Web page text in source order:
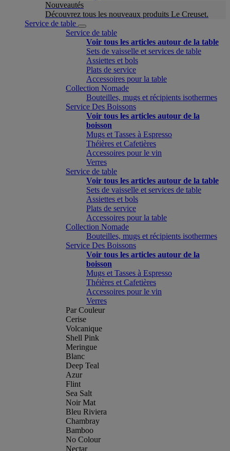
Nouveautés
Découvrez tous les nouveaux produits Le Creuset.
Service de table
Service de table
Voir tous les articles autour de la table
Sets de vaisselle et services de table
Assiettes et bols
Plats de service
Accessoires pour la table
Collection Nomade
Bouteilles, mugs et récipients isothermes
Service Des Boissons
Voir tous les articles autour de la
boisson
Mugs et Tasses à Espresso
Théières et Cafetières
Accessoires pour le vin
Verres
Service de table
Voir tous les articles autour de la table
Sets de vaisselle et services de table
Assiettes et bols
Plats de service
Accessoires pour la table
Collection Nomade
Bouteilles, mugs et récipients isothermes
Service Des Boissons
Voir tous les articles autour de la
boisson
Mugs et Tasses à Espresso
Théières et Cafetières
Accessoires pour le vin
Verres
Par Couleur
Cerise
Volcanique
Shell Pink
Meringue
Blanc
Deep Teal
Azur
Flint
Sea Salt
Noir Mat
Bleu Riviera
Chambray
Bamboo
No Colour
Nectar